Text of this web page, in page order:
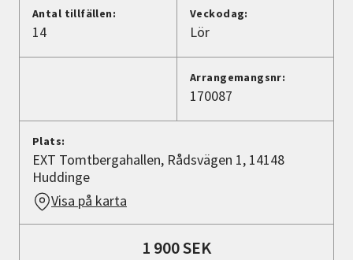
Lyssna
Antal tillfällen:
14
Veckodag:
Lör
Arrangemangsnr:
170087
Plats:
EXT Tomtbergahallen, Rådsvägen 1, 14148
Huddinge
Visa på karta
1 900 SEK